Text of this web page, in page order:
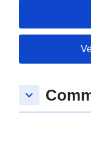
keyboard_arrow_down